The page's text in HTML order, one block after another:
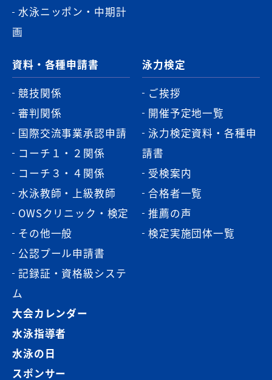
水泳ニッポン・中期計
画
資料・各種申請書
競技関係
審判関係
国際交流事業承認申請
コーチ１・２関係
コーチ３・４関係
水泳教師・上級教師
OWSクリニック・検定
その他一般
公認プール申請書
記録証・資格級システ
ム
泳力検定
ご挨拶
開催予定地一覧
泳力検定資料・各種申
請書
受検案内
合格者一覧
推薦の声
検定実施団体一覧
大会カレンダー
水泳指導者
水泳の日
スポンサー